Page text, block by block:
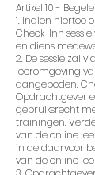
Artikel 10 -
1. Indien hiertoe
Check-Inn
en diens
2. De sessie zal
leeromgeving
aangeboden.
Opdrachtgever
gebruiksrecht
trainingen.
van de online
in de daarvoor
van de online